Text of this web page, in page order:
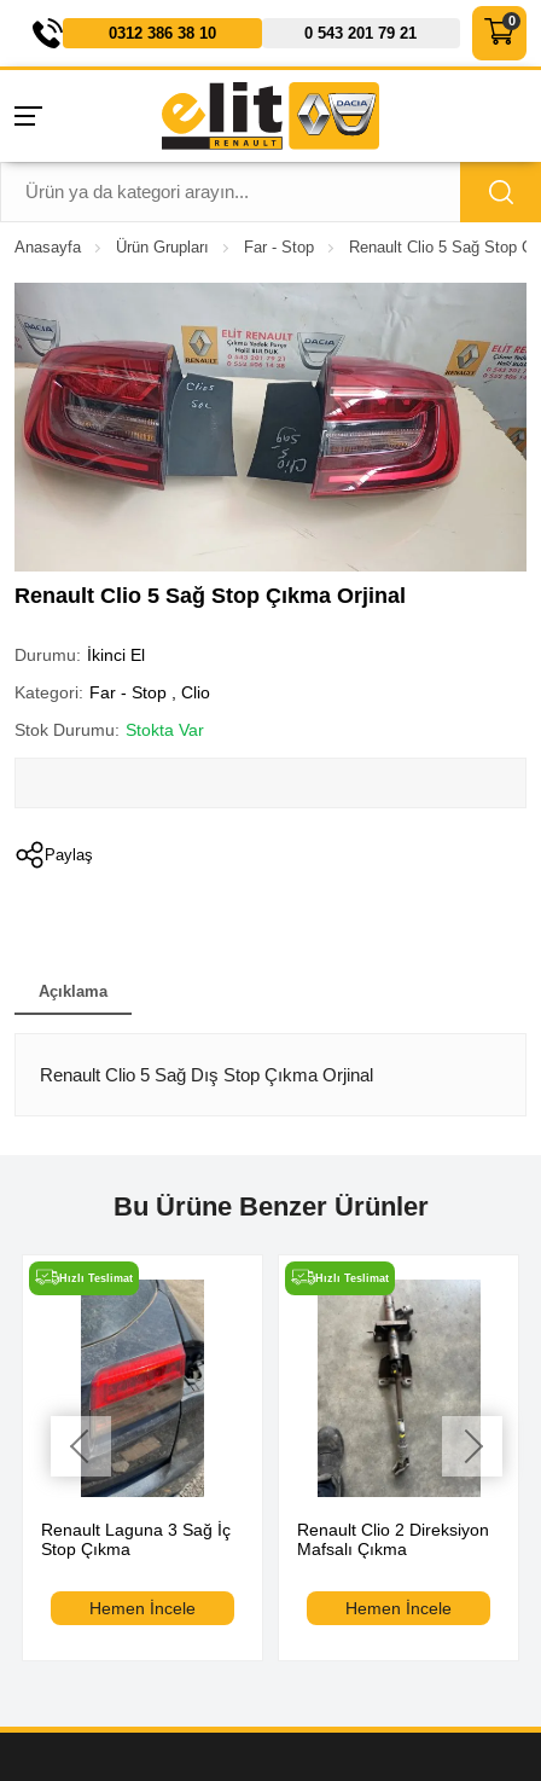
0312 386 38 10 0 543 201 79 21
Anasayfa Ürün Grupları Far - Stop Renault Clio 5 Sağ Stop
Renault Clio 5 Sağ Stop Çıkma Orjinal
Durumu: İkinci El
Kategori: Far - Stop
Clio
Stok Durumu: Stokta Var
Paylaş
Açıklama
Renault Clio 5 Sağ Dış Stop Çıkma Orjinal
Bu Ürüne Benzer Ürünler
Hızlı Teslimat
Renault Laguna 3 Sağ İç
Stop Çıkma
Hemen İncele
Hızlı Teslimat
Renault Clio 2 Direksiyon
Mafsalı Çıkma
Hemen İncele